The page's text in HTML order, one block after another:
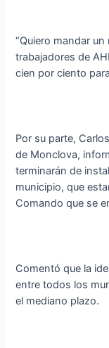
“Quiero mandar
trabajadores de
cien por ciento
Por su parte,
de Monclova,
terminarán de
municipio, que
Comando que se
Comentó que la
entre todos los
el mediano plazo.